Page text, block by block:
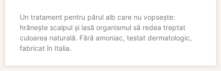
Un tratament pentru părul alb care nu vopsește:
hrănește scalpul și lasă organismul să redea treptat
culoarea naturală. Fără amoniac, testat dermatologic,
fabricat în Italia.